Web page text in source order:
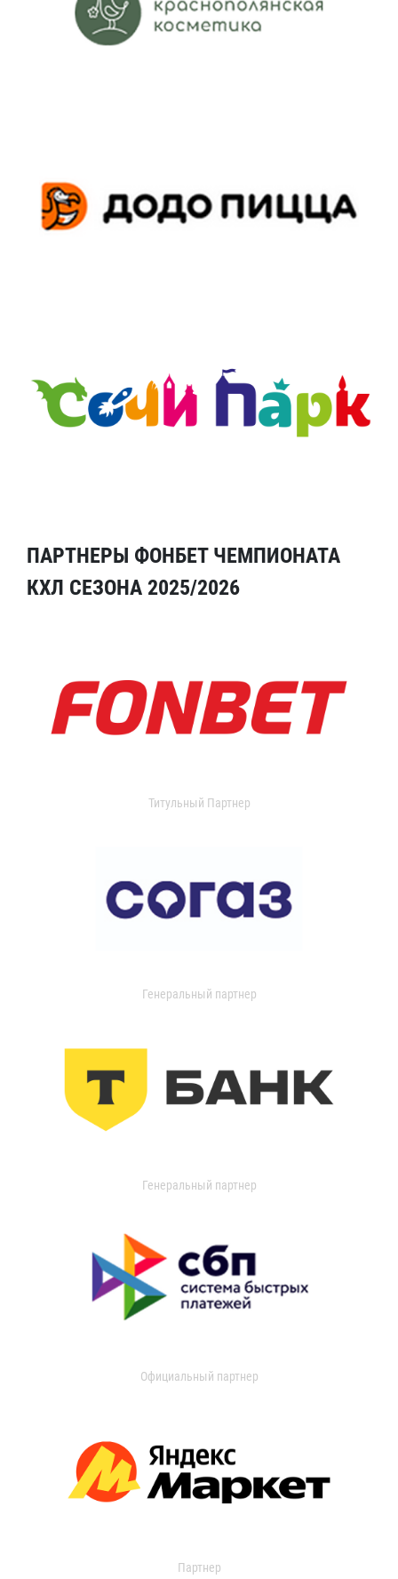
ПАРТНЕРЫ ФОНБЕТ ЧЕМПИОНАТА
КХЛ СЕЗОНА 2025/2026
Титульный Партнер
Генеральный партнер
Генеральный партнер
Официальный партнер
Партнер